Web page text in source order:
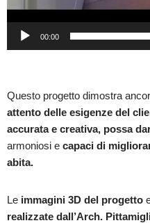
00:00
Questo progetto dimostra
attento delle esigenze del
accurata e creativa, possa
armoniosi e capaci di
abita.
Le immagini 3D del progetto
realizzate dall’Arch.